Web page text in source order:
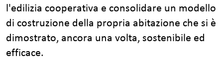
l'edilizia cooperativa e consolidare un modello
di costruzione della propria abitazione che si è
dimostrato, ancora una volta, sostenibile ed
efficace.